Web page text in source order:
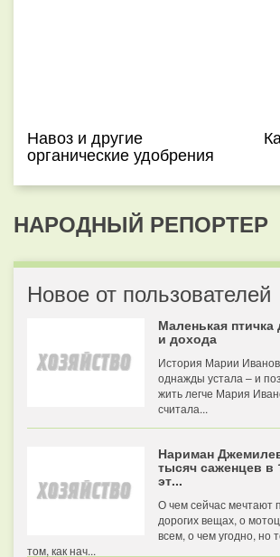
Навоз и другие
органические удобрения
НАРОДНЫЙ РЕПОРТЕР
Новое от пользователей
Маленькая птичка
и дохода
История Марии
однажды устала – и
жить легче Мария
считала...
Нариман
тысяч саженцев в
эт...
О чем сейчас мечтают
дорогих вещах, о
всем, о чем угодно, но
том, как нач...